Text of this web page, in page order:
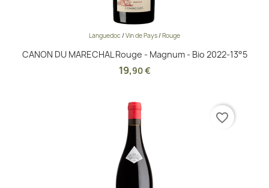
Languedoc/Vin de Pays/Rouge
CANON DU MARECHAL Rouge - Magnum - Bio 2022-13°5
19,90 €
favorite_border